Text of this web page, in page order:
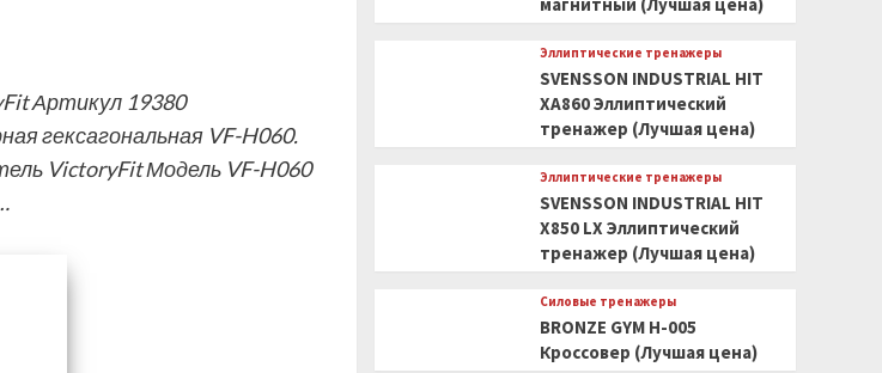
Артикул 19380
гексагональная VF-H060.
VictoryFit Модель VF-H060
Эллиптические тренажеры
SVENSSON INDUSTRIAL HIT
XA860 Эллиптический
тренажер (Лучшая цена)
Эллиптические тренажеры
SVENSSON INDUSTRIAL HIT
X850 LX Эллиптический
тренажер (Лучшая цена)
Силовые тренажеры
BRONZE GYM H-005
Кроссовер (Лучшая цена)